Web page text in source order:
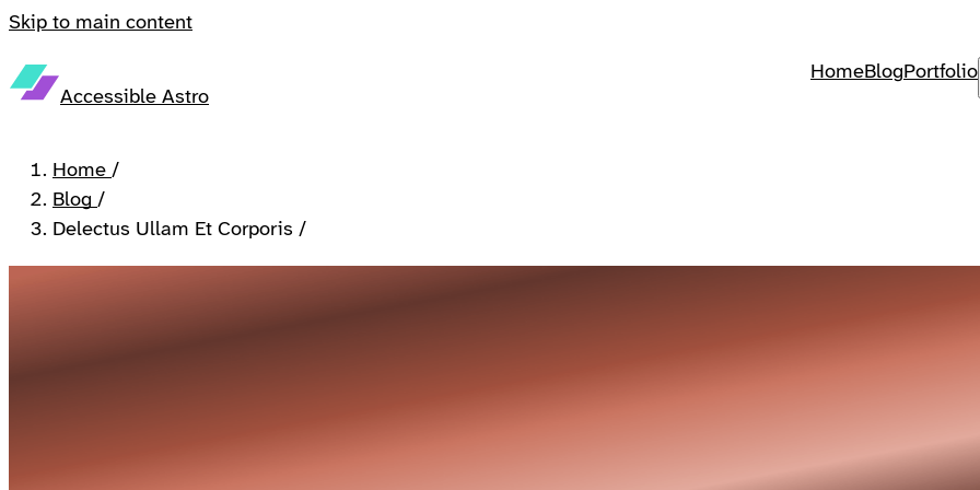
Skip to main content
Accessible Astro
HomeBlogPortfolio
Home /
Blog /
Delectus Ullam Et Corporis /